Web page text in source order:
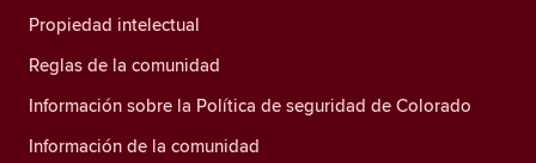
Propiedad intelectual
Reglas de la comunidad
Información sobre la Política de seguridad de Colorado
Información de la comunidad